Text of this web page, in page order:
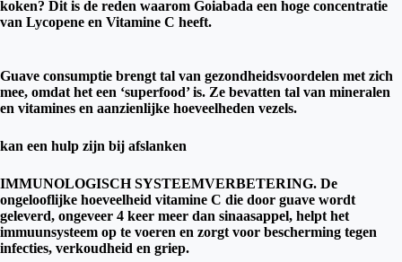
koken? Dit is de reden waarom Goiabada een hoge concentratie
van Lycopene en Vitamine C heeft.
Guave consumptie brengt tal van gezondheidsvoordelen met zich
mee, omdat het een ‘superfood’ is. Ze bevatten tal van mineralen
en vitamines en aanzienlijke hoeveelheden vezels.
kan een hulp zijn bij afslanken
IMMUNOLOGISCH SYSTEEMVERBETERING. De
ongelooflijke hoeveelheid vitamine C die door guave wordt
geleverd, ongeveer 4 keer meer dan sinaasappel, helpt het
immuunsysteem op te voeren en zorgt voor bescherming tegen
infecties, verkoudheid en griep.